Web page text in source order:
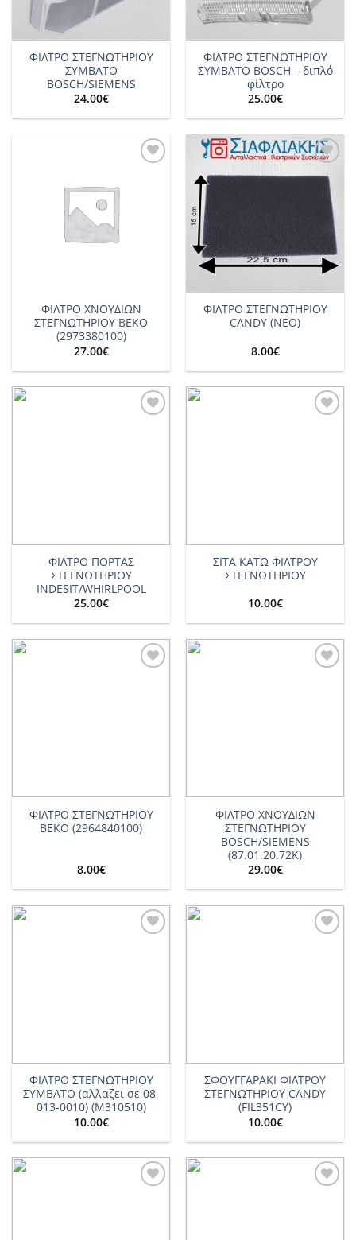
ΦΙΛΤΡΟ ΣΤΕΓΝΩΤΗΡΙΟΥ
ΣΥΜΒΑΤΟ
BOSCH/SIEMENS
24.00€
ΦΙΛΤΡΟ ΣΤΕΓΝΩΤΗΡΙΟΥ
ΣΥΜΒΑΤΟ BOSCH – διπλό
φίλτρο
25.00€
ΦΙΛΤΡΟ ΧΝΟΥΔΙΩΝ
ΣΤΕΓΝΩΤΗΡΙΟΥ ΒΕΚΟ
(2973380100)
27.00€
Add to
wishlist
ΦΙΛΤΡΟ ΣΤΕΓΝΩΤΗΡΙΟΥ
CANDY (NEO)
8.00€
ΦΙΛΤΡΟ ΠΟΡΤΑΣ
ΣΤΕΓΝΩΤΗΡΙΟΥ
INDESIT/WHIRLPOOL
25.00€
ΣΙΤΑ ΚΑΤΩ ΦΙΛΤΡΟΥ
ΣΤΕΓΝΩΤΗΡΙΟΥ
10.00€
ΦΙΛΤΡΟ ΣΤΕΓΝΩΤΗΡΙΟΥ
BEKO (2964840100)
8.00€
ΦΙΛΤΡΟ ΧΝΟΥΔΙΩΝ
ΣΤΕΓΝΩΤΗΡΙΟΥ
BOSCH/SIEMENS
(87.01.20.72Κ)
29.00€
ΦΙΛΤΡΟ ΣΤΕΓΝΩΤΗΡΙΟΥ
ΣΥΜΒΑΤΟ (αλλαζει σε 08-
013-0010) (M310510)
10.00€
ΣΦΟΥΓΓΑΡΑΚΙ ΦΙΛΤΡΟΥ
ΣΤΕΓΝΩΤΗΡΙΟΥ CANDY
(FIL351CY)
10.00€